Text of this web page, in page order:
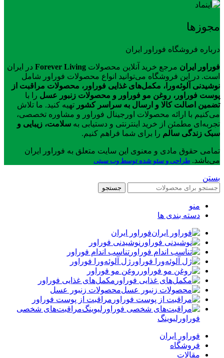
مجوزها
درباره فروشگاه فوراور ایران
فوراور ایران مرجع خرید آنلاین محصولات Forever Living در ایران
است. در این فروشگاه می‌توانید انواع محصولات فوراور شامل
نوشیدنی آلوئه‌ورا، مکمل‌های غذایی فوراور، محصولات مراقبت از
پوست فوراور، روغن مو فوراور و محصولات زنبور عسل را با
تضمین اصالت کالا و ارسال به سراسر کشور تهیه کنید. ما تلاش
می‌کنیم با ارائه محصولات اورجینال فوراور و مشاوره تخصصی،
تجربه‌ای مطمئن از خرید اینترنتی و دستیابی به سلامت، زیبایی و
سبک زندگی سالم را برای شما فراهم کنیم.
تمامی حقوق مادی و معنوی این سایت متعلق به فوراور ایران
می‌باشد. طراحی و سئو شده توسط وب سیتی
بستن
جستجو
منو
دسته بندی ها
فوراور ایران
نوشیدنی فوراور
تناسب اندام فوراور
ژل آلوئه‌ورا فوراور
روغن مو فوراور
مکمل‌های غذایی فوراور
محصولات زنبور عسل
مراقبت از پوست فوراور
مراقبت‌های شخصی
فوراورلیوینگ
فوراور ایران
فروشگاه
مقالات